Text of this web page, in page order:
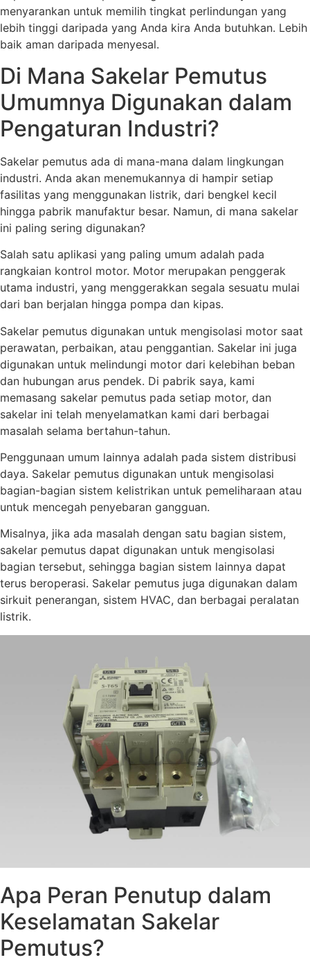
menyarankan untuk memilih tingkat perlindungan yang
lebih tinggi daripada yang Anda kira Anda butuhkan. Lebih
baik aman daripada menyesal.
Di Mana Sakelar Pemutus
Umumnya Digunakan dalam
Pengaturan Industri?
Sakelar pemutus ada di mana-mana dalam lingkungan
industri. Anda akan menemukannya di hampir setiap
fasilitas yang menggunakan listrik, dari bengkel kecil
hingga pabrik manufaktur besar. Namun, di mana sakelar
ini paling sering digunakan?
Salah satu aplikasi yang paling umum adalah pada
rangkaian kontrol motor. Motor merupakan penggerak
utama industri, yang menggerakkan segala sesuatu mulai
dari ban berjalan hingga pompa dan kipas.
Sakelar pemutus digunakan untuk mengisolasi motor saat
perawatan, perbaikan, atau penggantian. Sakelar ini juga
digunakan untuk melindungi motor dari kelebihan beban
dan hubungan arus pendek. Di pabrik saya, kami
memasang sakelar pemutus pada setiap motor, dan
sakelar ini telah menyelamatkan kami dari berbagai
masalah selama bertahun-tahun.
Penggunaan umum lainnya adalah pada sistem distribusi
daya. Sakelar pemutus digunakan untuk mengisolasi
bagian-bagian sistem kelistrikan untuk pemeliharaan atau
untuk mencegah penyebaran gangguan.
Misalnya, jika ada masalah dengan satu bagian sistem,
sakelar pemutus dapat digunakan untuk mengisolasi
bagian tersebut, sehingga bagian sistem lainnya dapat
terus beroperasi. Sakelar pemutus juga digunakan dalam
sirkuit penerangan, sistem HVAC, dan berbagai peralatan
listrik.
Apa Peran Penutup dalam
Keselamatan Sakelar
Pemutus?